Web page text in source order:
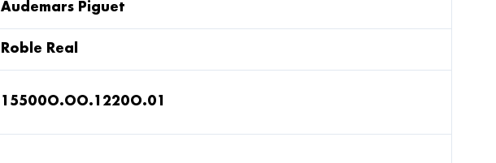
Audemars Piguet
Roble Real
15500O.OO.1220O.01